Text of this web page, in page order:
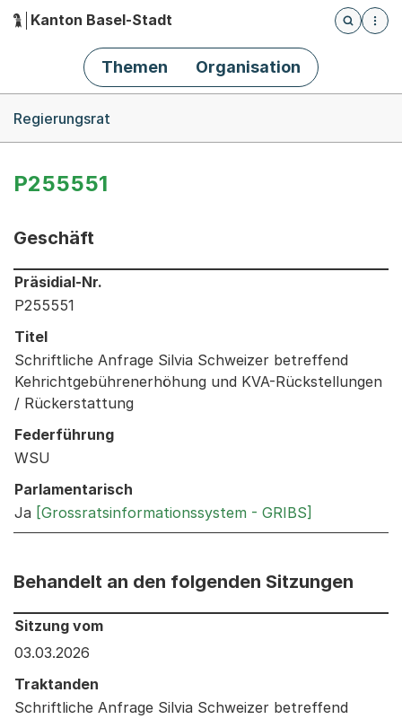
Hauptnavigation
Kanton Basel-Stadt
Öffnet
Themen Organisation
Regierungsrat
P255551
Geschäft
Informationen zum Ausgewählten Geschäft
Präsidial-Nr.
P255551
Titel
Schriftliche Anfrage Silvia Schweizer betreffend
Kehrichtgebührenerhöhung und KVA-Rückstellungen
/ Rückerstattung
Federführung
WSU
Parlamentarisch
Ja [Grossratsinformationssystem - GRIBS]
Behandelt an den folgenden Sitzungen
Behandelt an den folgenden Sitzungen: Informationen
Sitzung vom
03.03.2026
Traktanden
Schriftliche Anfrage Silvia Schweizer betreffend